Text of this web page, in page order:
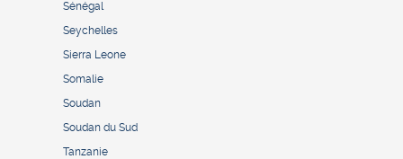
Sénégal
Seychelles
Sierra Leone
Somalie
Soudan
Soudan du Sud
Tanzanie